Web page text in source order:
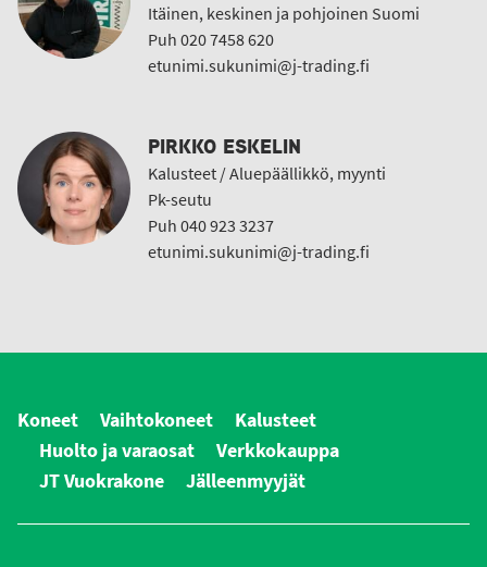
Itäinen, keskinen ja pohjoinen Suomi
Puh 020 7458 620
etunimi.sukunimi@j-trading.fi
PIRKKO ESKELIN
Kalusteet / Aluepäällikkö, myynti
Pk-seutu
Puh 040 923 3237
etunimi.sukunimi@j-trading.fi
Koneet Vaihtokoneet
Kalusteet
Huolto ja varaosat
Verkkokauppa
JT Vuokrakone
Jälleenmyyjät